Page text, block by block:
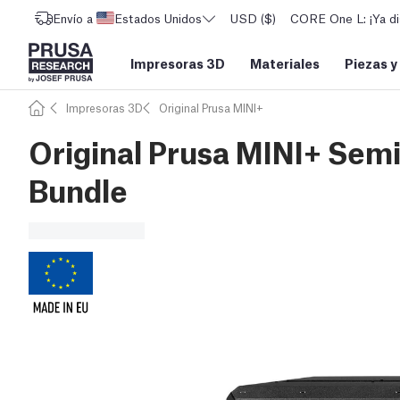
Envío a Estados Unidos USD ($) CORE One L: ¡Ya
Impresoras 3D Materiales Piezas
Impresoras 3D Original Prusa MINI+
Original Prusa MINI+
Bundle